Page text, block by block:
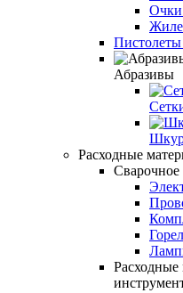
Пистолеты
Абразивы
Расходные
Сварочное
Расходные